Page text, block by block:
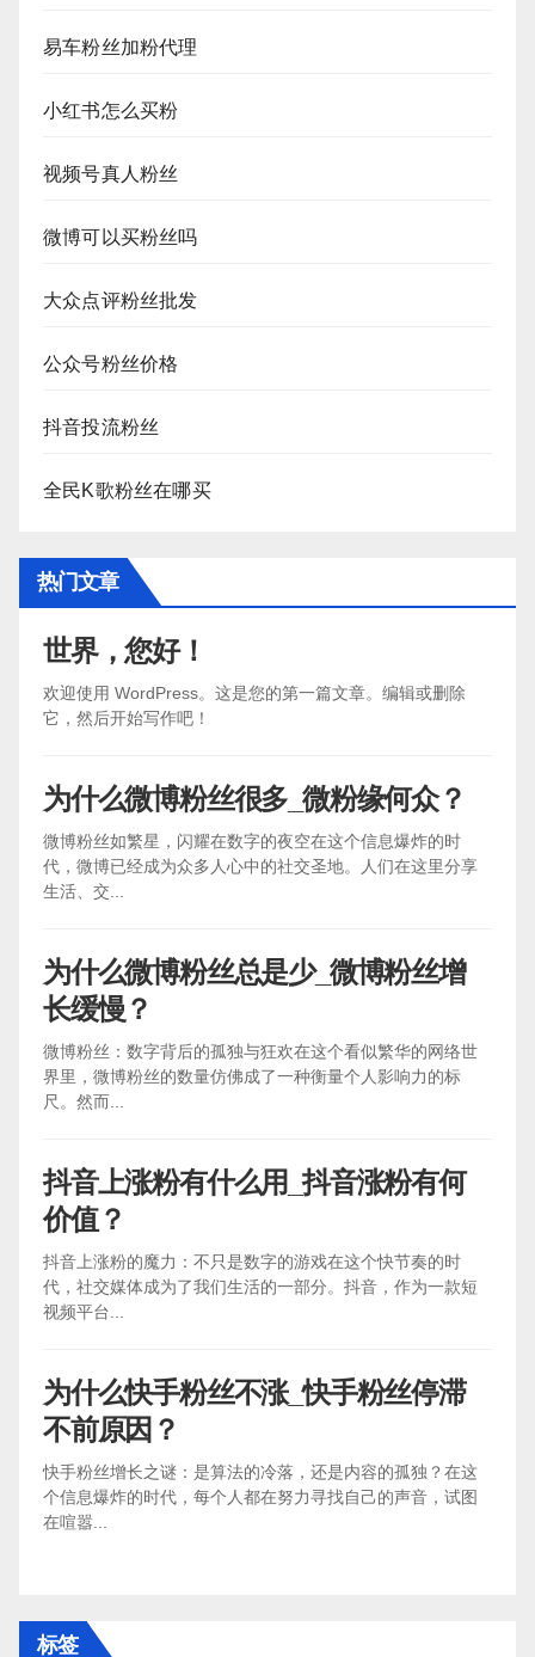
易车粉丝加粉代理
小红书怎么买粉
视频号真人粉丝
微博可以买粉丝吗
大众点评粉丝批发
公众号粉丝价格
抖音投流粉丝
全民K歌粉丝在哪买
热门文章
世界，您好！
欢迎使用 WordPress。这是您的第一篇文章。编辑或删除
它，然后开始写作吧！
为什么微博粉丝很多_微粉缘何众？
微博粉丝如繁星，闪耀在数字的夜空在这个信息爆炸的时
代，微博已经成为众多人心中的社交圣地。人们在这里分享
生活、交...
为什么微博粉丝总是少_微博粉丝增
长缓慢？
微博粉丝：数字背后的孤独与狂欢在这个看似繁华的网络世
界里，微博粉丝的数量仿佛成了一种衡量个人影响力的标
尺。然而...
抖音上涨粉有什么用_抖音涨粉有何
价值？
抖音上涨粉的魔力：不只是数字的游戏在这个快节奏的时
代，社交媒体成为了我们生活的一部分。抖音，作为一款短
视频平台...
为什么快手粉丝不涨_快手粉丝停滞
不前原因？
快手粉丝增长之谜：是算法的冷落，还是内容的孤独？在这
个信息爆炸的时代，每个人都在努力寻找自己的声音，试图
在喧嚣...
标签